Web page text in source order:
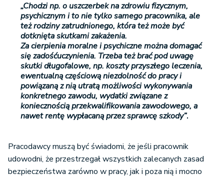
„Chodzi np. o uszczerbek na zdrowiu fizycznym,
psychicznym i to nie tylko samego pracownika, ale
też rodziny zatrudnionego, która też może być
dotknięta skutkami zakażenia.
Za cierpienia moralne i psychiczne można domagać
się zadośćuczynienia. Trzeba też brać pod uwagę
skutki długofalowe, np. koszty przyszłego leczenia,
ewentualną częściową niezdolność do pracy i
powiązaną z nią utratą możliwości wykonywania
konkretnego zawodu, wydatki związane z
koniecznością przekwalifikowania zawodowego, a
nawet rentę wypłacaną przez sprawcę szkody”.
Pracodawcy muszą być świadomi, że jeśli pracownik
udowodni, że przestrzegał wszystkich zalecanych zasad
bezpieczeństwa zarówno w pracy, jak i poza nią i mocno